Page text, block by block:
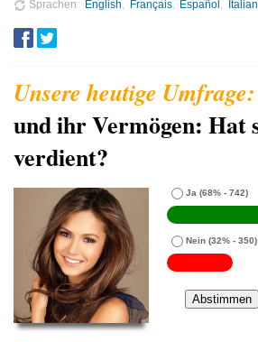
Sprachen English Français Español
und ihr Vermögen: Hat
verdient?
Ja (68% - 742)
Nein (32% - 350)